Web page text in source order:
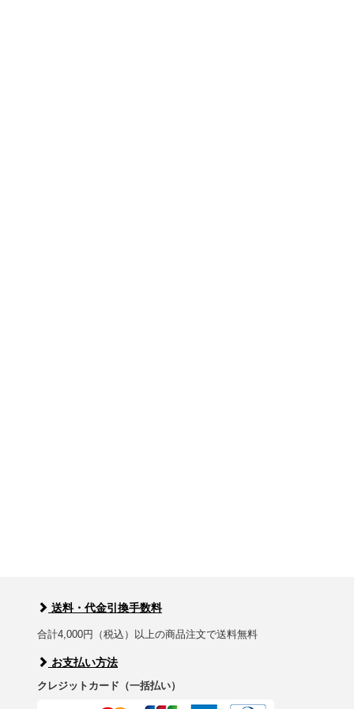
送料・代金引換手数料
合計4,000円（税込）以上の商品注文で送料無料
お支払い方法
クレジットカード（一括払い）